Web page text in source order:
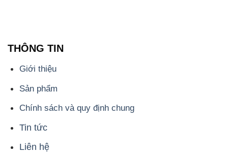
THÔNG TIN
Giới thiệu
Sản phẩm
Chính sách và quy định chung
Tin tức
Liên hệ